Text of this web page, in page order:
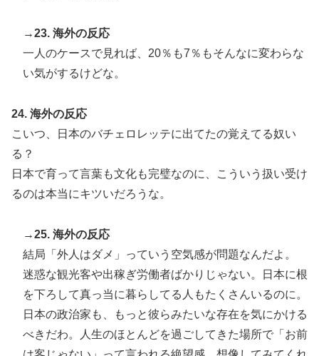
→23. 海外の反応
一人のケースで見れば、20％も7％もそんなに変わらな
い気がするけどな。
24. 海外の反応
こいつ、日本のバチェロレッテに出てたの覚えてる奴い
る？
日本で育って言葉も文化も完璧なのに、こういう扱い受け
るのは本当にキツいだろうな。
→25. 海外の反応
結局「外人はダメ」っていう空気感が問題なんだよ。
迷惑な観光客や出稼ぎ労働者ばかりじゃない。日本に根
を下ろして真っ当に暮らしてる人もたくさんいるのに。
日本の政治家も、もっと彼らみたいな存在を気にかける
べきだわ。人生のほとんどを過ごしてきた場所で「お前